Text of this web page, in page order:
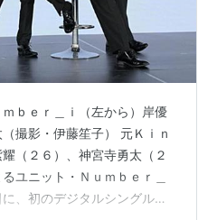
ｂｅｒ＿ｉ（左から）岸優
撮影・伊藤笙子） 元Ｋｉｎ
（２６）、神宮寺勇太（２
ユニット・Ｎｕｍｂｅｒ＿
、初のデジタルシングル